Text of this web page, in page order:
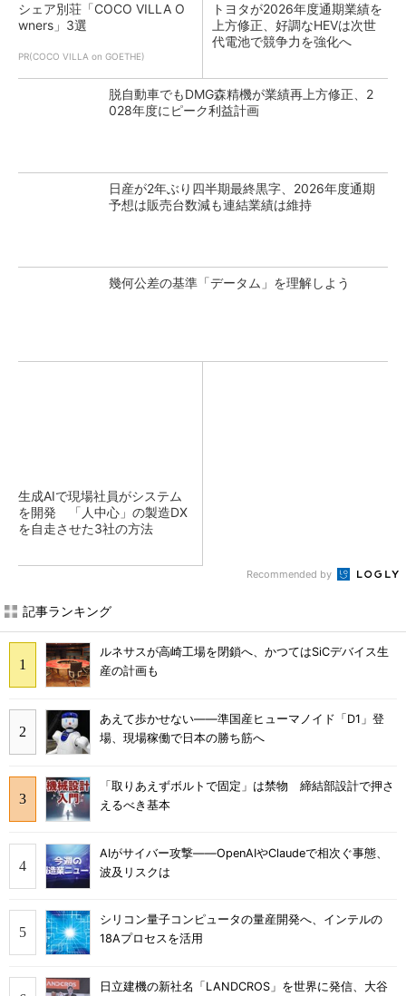
シェア別荘「COCO VILLA O
wners」3選
PR(COCO VILLA on GOETHE)
トヨタが2026年度通期業績を
上方修正、好調なHEVは次世
代電池で競争力を強化へ
脱自動車でもDMG森精機が業績再上方修正、2
028年度にピーク利益計画
日産が2年ぶり四半期最終黒字、2026年度通期
予想は販売台数減も連結業績は維持
幾何公差の基準「データム」を理解しよう
生成AIで現場社員がシステム
を開発 「人中心」の製造DX
を自走させた3社の方法
Recommended by
記事ランキング
ルネサスが高崎工場を閉鎖へ、かつてはSiCデバイス生
産の計画も
あえて歩かせない――準国産ヒューマノイド「D1」登
場、現場稼働で日本の勝ち筋へ
「取りあえずボルトで固定」は禁物 締結部設計で押さ
えるべき基本
AIがサイバー攻撃――OpenAIやClaudeで相次ぐ事態、
波及リスクは
シリコン量子コンピュータの量産開発へ、インテルの
18Aプロセスを活用
日立建機の新社名「LANDCROS」を世界に発信、大谷